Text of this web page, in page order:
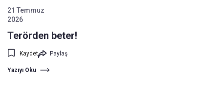
21 Temmuz
2026
Terörden beter!
Kaydet Paylaş
Yazıyı Oku